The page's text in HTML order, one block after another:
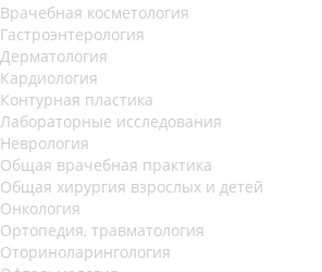
Врачебная косметология
Гастроэнтерология
Дерматология
Кардиология
Контурная пластика
Лабораторные исследования
Неврология
Общая врачебная практика
Общая хирургия взрослых и детей
Онкология
Ортопедия, травматология
Оториноларингология